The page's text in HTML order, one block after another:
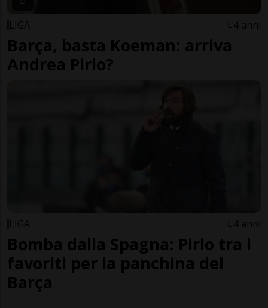
LIGA 4 anni
Barça, basta Koeman: arriva
Andrea Pirlo?
LIGA 4 anni
Bomba dalla Spagna: Pirlo tra i
favoriti per la panchina del
Barça